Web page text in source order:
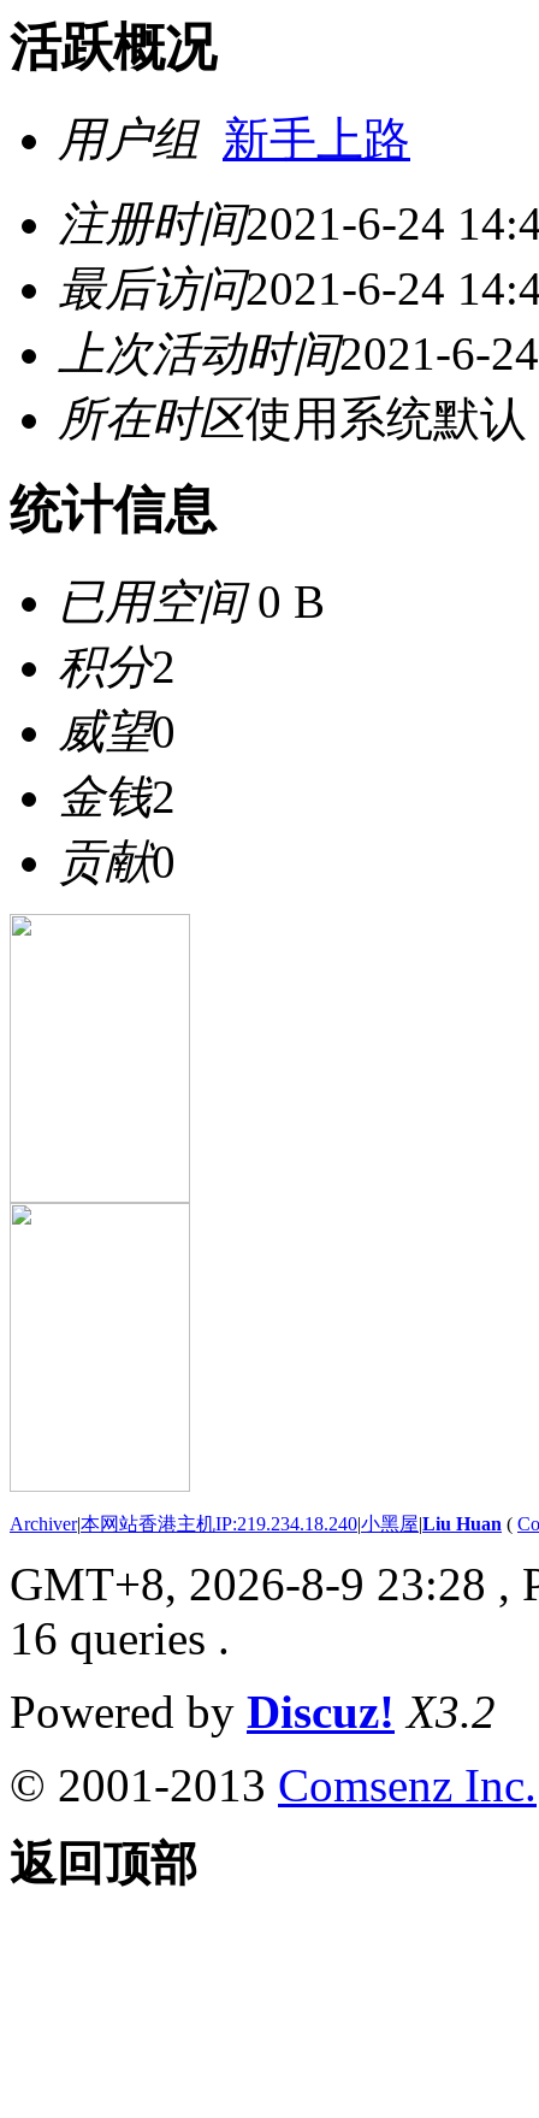
活跃概况
用户组 新手上路
注册时间2021-6-24
最后访问2021-6-24
上次活动时间2021-6-
所在时区使用系统默认
统计信息
已用空间0 B
积分2
威望0
金钱2
贡献0
Archiver|本网站香港主机IP:219.234.18.240|小黑屋|Liu Huan (
GMT+8, 2026-8-9 23:28 ,
16 queries .
Powered by Discuz! X3.2
© 2001-2013 Comsenz Inc.
返回顶部